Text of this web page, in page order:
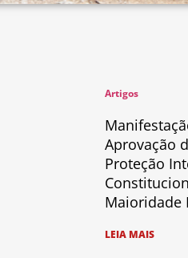
Artigos
Aprovação
Proteção
Maioridade
LEIA MAIS